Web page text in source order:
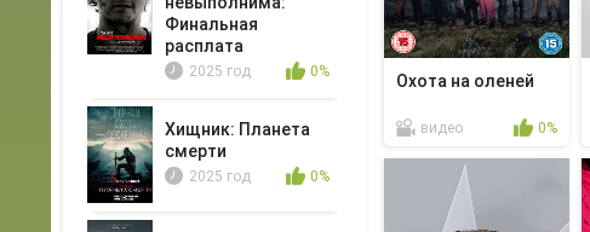
Финальная
расплата
2025 год 0%
Хищник: Планета
смерти
2025 год 0%
Охота на оленей
видео 0%